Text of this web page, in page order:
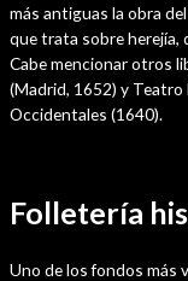
más antiguas la obra
que trata sobre herejía,
Cabe mencionar otros
(Madrid, 1652) y Teatro
Occidentales (1640).
Folletería
Uno de los fondos más